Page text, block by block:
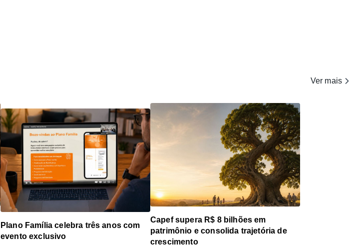
Ver mais
Plano Família celebra três anos com
evento exclusivo
Capef supera R$ 8 bilhões em
patrimônio e consolida trajetória de
crescimento